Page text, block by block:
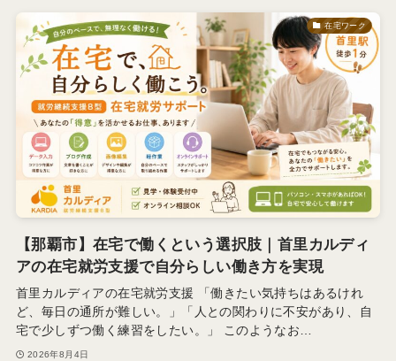
在宅ワーク
【那覇市】在宅で働くという選択肢｜首里カルディ
アの在宅就労支援で自分らしい働き方を実現
首里カルディアの在宅就労支援 「働きたい気持ちはあるけれ
ど、毎日の通所が難しい。」「人との関わりに不安があり、自
宅で少しずつ働く練習をしたい。」 このようなお…
2026年8月4日